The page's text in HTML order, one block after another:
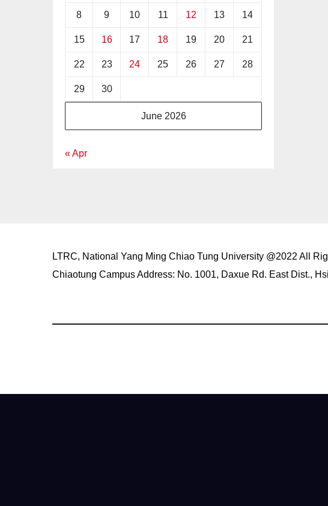
June 2026
8 9 10 11 12 13 14
15 16 17 18 19 20 21
22 23 24 25 26 27 28
29 30
« Apr
LTRC, National Yang Ming Chiao Tung University @2022 All
Chiaotung Campus Address: No. 1001, Daxue Rd. East Dist.,